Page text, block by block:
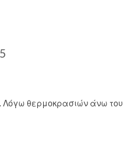
Λόγω θερμοκρασιών άνω του